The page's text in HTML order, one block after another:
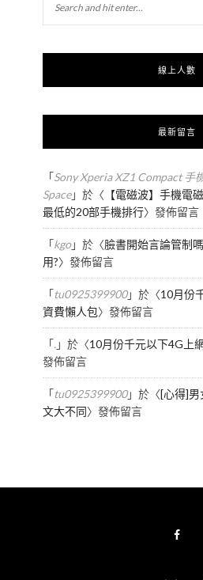
線上人數
最新留言
「Sony Xperia XZ1 Compact 手
Space」於〈 【電磁波】手機電
最低的20部手機排行〉發佈留言
「kgo」於〈臉書開始言論管制
用?〉發佈留言
「tu0925399900」於〈10月份
資費懶人包〉發佈留言
「.」於〈10月份千元以下4G上
發佈留言
「tu0925399900」於〈[心得]男
文大不同〉發佈留言